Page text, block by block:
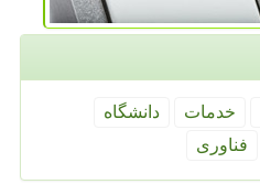
خدمات
دانشگاه
فناوری